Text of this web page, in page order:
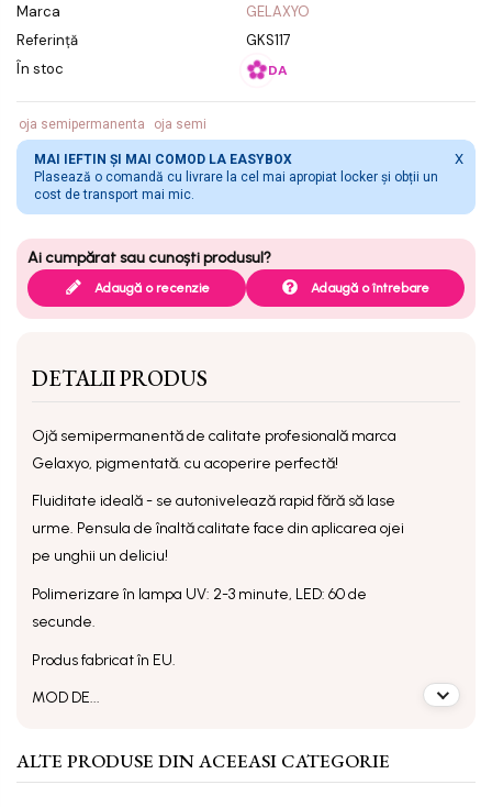
Marca
GELAXYO
Referință
GKS117
În stoc
DA
oja semipermanenta oja semi
MAI IEFTIN ȘI MAI COMOD LA EASYBOX
Plasează o comandă cu livrare la cel mai apropiat locker și obții un
cost de transport mai mic.
X
Adaugă o recenzie Adaugă o întrebare
DETALII PRODUS
Ojă semipermanentăde calitate profesională marca
Gelaxyo, pigmentată. cu acoperire perfectă!
Fluiditate ideală - se autonivelează rapid fără să lase
urme. Pensula de înaltă calitate face din aplicarea ojei
pe unghii un deliciu!
Polimerizare în lampa UV: 2-3 minute, LED: 60 de
secunde.
Produs fabricat în EU.
MOD DE...
ALTE PRODUSE DIN ACEEASI CATEGORIE